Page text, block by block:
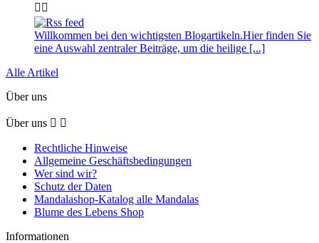
 
Willkommen bei den wichtigsten Blogartikeln.Hier finden Sie
eine Auswahl zentraler Beiträge, um die heilige [...]
Alle Artikel
Über uns
Über uns  
Rechtliche Hinweise
Allgemeine Geschäftsbedingungen
Wer sind wir?
Schutz der Daten
Mandalashop-Katalog alle Mandalas
Blume des Lebens Shop
Informationen